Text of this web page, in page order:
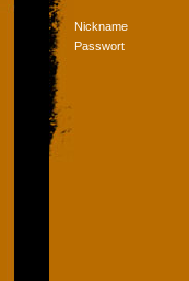
Nickname
Passwort